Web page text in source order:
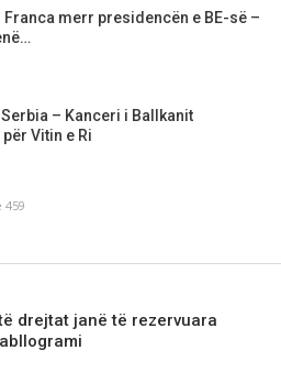
Franca merr presidencën e BE-së –
– Kanceri i Ballkanit
Vitin e Ri
459
drejtat janë të rezervuara